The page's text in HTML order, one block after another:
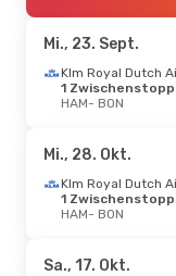
1 Zwischenstopp
BON- HAM
Mi., 23. Sept.
1 Zwischenstopp
HAM- BON
Mi., 28. Okt.
1 Zwischenstopp
HAM- BON
Sa., 17. Okt.